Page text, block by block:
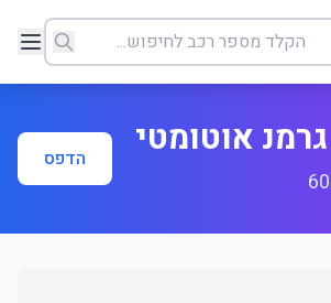
אוטומטי הדפס